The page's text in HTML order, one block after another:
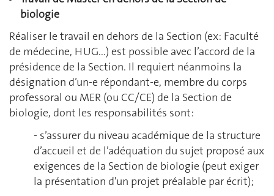
biologie
Réaliser le travail en dehors de la Section (ex: Faculté
de médecine, HUG...) est possible avec l’accord de la
présidence de la Section. Il requiert néanmoins la
désignation d’un-e répondant-e, membre du corps
professoral ou MER (ou CC/CE) de la Section de
biologie, dont les responsabilités sont:
- s’assurer du niveau académique de la structure
d’accueil et de l’adéquation du sujet proposé aux
exigences de la Section de biologie (peut exiger
la présentation d'un projet préalable par écrit);